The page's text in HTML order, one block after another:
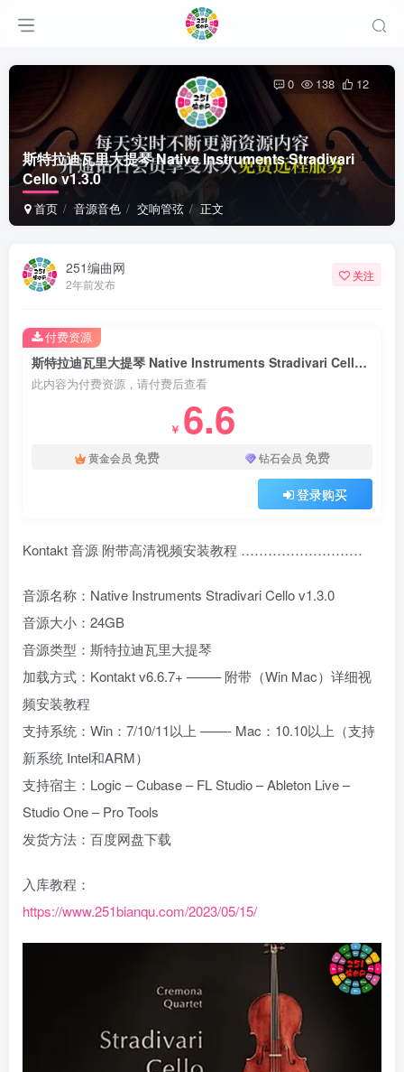
斯特拉迪瓦里大提琴 Native Instruments Stradivari
Cello v1.3.0
首页 音源音色 交响管弦 正文
0 138 12
251编曲网
2年前发布
关注
斯特拉迪瓦里大提琴 Native Instruments Stradivari Cello v1.3.0
此内容为付费资源，请付费后查看
￥ 6.6
黄金会员 免费 钻石会员 免费
登录购买
付费资源
Kontakt 音源 附带高清视频安装教程 ………………………
音源名称：Native Instruments Stradivari Cello v1.3.0
音源大小：24GB
音源类型：斯特拉迪瓦里大提琴
加载方式：Kontakt v6.6.7+ ——– 附带（Win Mac）详细视
频安装教程
支持系统：Win：7/10/11以上 ——- Mac：10.10以上（支持
新系统 Intel和ARM）
支持宿主：Logic – Cubase – FL Studio – Ableton Live –
Studio One – Pro Tools
发货方法：百度网盘下载
入库教程：
https://www.251bianqu.com/2023/05/15/